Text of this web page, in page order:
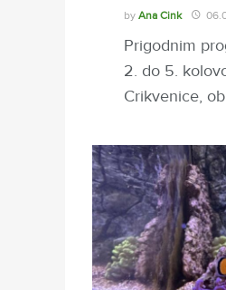
by Ana Cink
Prigodnim
2. do 5.
Crikvenice,